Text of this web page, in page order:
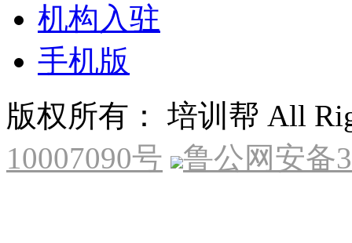
机构入驻
手机版
版权所有： 培训帮 All
10007090号
鲁公网安备